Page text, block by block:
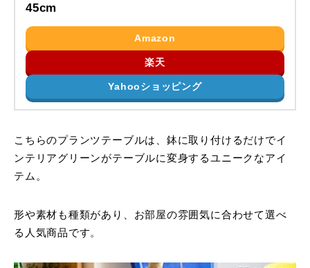
45cm
Amazon
楽天
Yahooショッピング
こちらのプランツテーブルは、鉢に取り付けるだけでイ
ンテリアグリーンがテーブルに変身するユニークなアイ
テム。
形や素材も種類があり、お部屋の雰囲気に合わせて選べ
る人気商品です。